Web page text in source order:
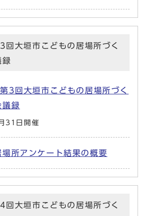
回大垣市こどもの居場所づく
録
3回大垣市こどもの居場所づく
議録
31日開催
場所アンケート結果の概要
回大垣市こどもの居場所づく